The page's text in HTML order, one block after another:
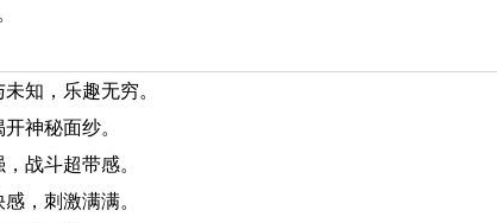
知，乐趣无穷。
神秘面纱。
战斗超带感。
，刺激满满。